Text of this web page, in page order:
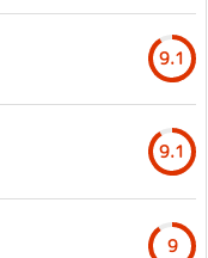
9.1
9.1
9